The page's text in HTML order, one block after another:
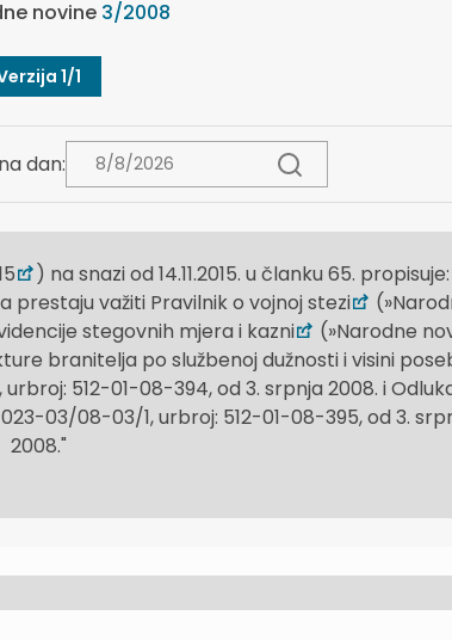
novine 3/2008
1/1
dan:
) na snazi od 14.11.2015. u članku 65. propisuje:
prestaju važiti Pravilnik o vojnoj stezi
stegovnih mjera i kazni
(»Narodne
branitelja po službenoj dužnosti i visini
512-01-08-394, od 3. srpnja 2008. i
03/08-03/1, urbroj: 512-01-08-395, od 3.
2008."